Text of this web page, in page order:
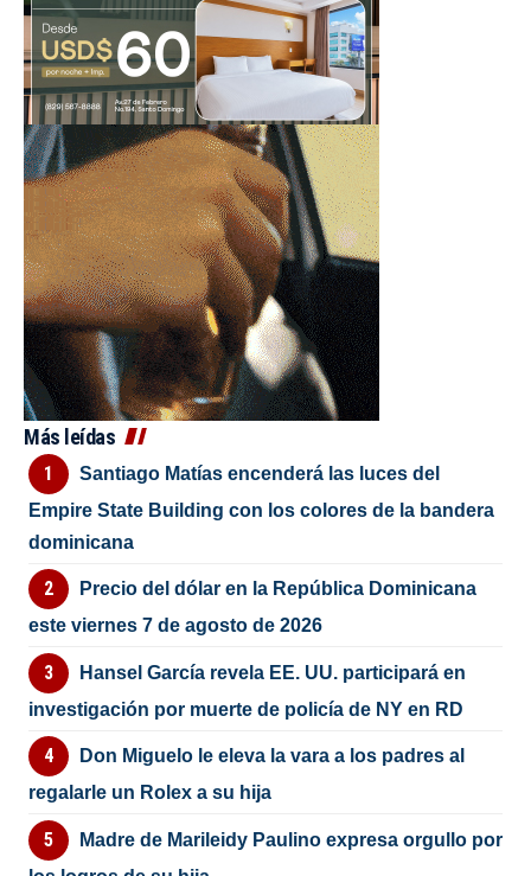
Más leídas
Santiago Matías encenderá las luces del
Empire State Building con los colores de la bandera
dominicana
Precio del dólar en la República Dominicana
este viernes 7 de agosto de 2026
Hansel García revela EE. UU. participará en
investigación por muerte de policía de NY en RD
Don Miguelo le eleva la vara a los padres al
regalarle un Rolex a su hija
Madre de Marileidy Paulino expresa orgullo por